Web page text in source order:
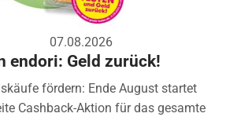
07.08.2026
endori: Geld zurück!
fördern: Ende August startet
Cashback-Aktion für das gesamte